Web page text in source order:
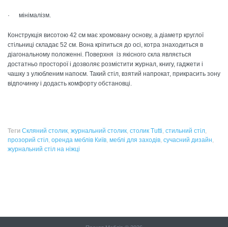
· мінімалізм.
Конструкція висотою 42 см має хромовану основу, а діаметр круглої
стільниці складає 52 см. Вона кріпиться до осі, котра знаходиться в
діагональному положенні. Поверхня із якісного скла являється
достатньо просторої і дозволяє розмістити журнал, книгу, гаджети і
чашку з улюбленим напоєм. Такий стіл, взятий напрокат, прикрасить зону
відпочинку і додасть комфорту обстановці.
Теги Скляний столик, журнальний столик, столик Tutti, стильний стіл,
прозорий стіл, оренда меблів Київ, меблі для заходів, сучасний дизайн,
журнальний стіл на ніжці